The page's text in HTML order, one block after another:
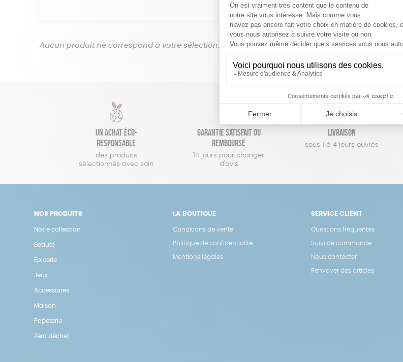
réinitialiser les filtres
Aucun produit ne correspond à votre sélection.
Un achat éco-
responsable
des produits
sélectionnés avec soin
Garantie satisfait ou
remboursé
14 jours pour changer
d'avis
Livraison
sous 1 à 4 jours ouvrés
NOS PRODUITS
Notre collection
Beauté
Épicerie
Jeux
Accessoires
Maison
Papeterie
Zéro déchet
LA BOUTIQUE
Conditions de vente
Politique de confidentialité
Mentions légales
SERVICE CLIENT
Questions fréquentes
Suivi de commande
Nous contacter
Renvoyer des articles